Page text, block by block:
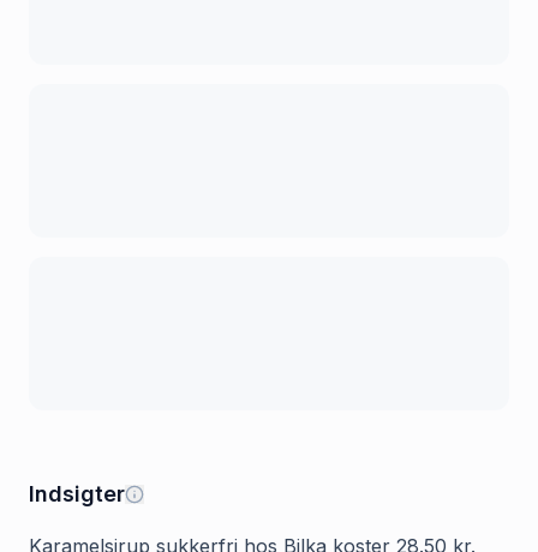
Indsigter
Karamelsirup sukkerfri hos Bilka koster 28.50 kr.